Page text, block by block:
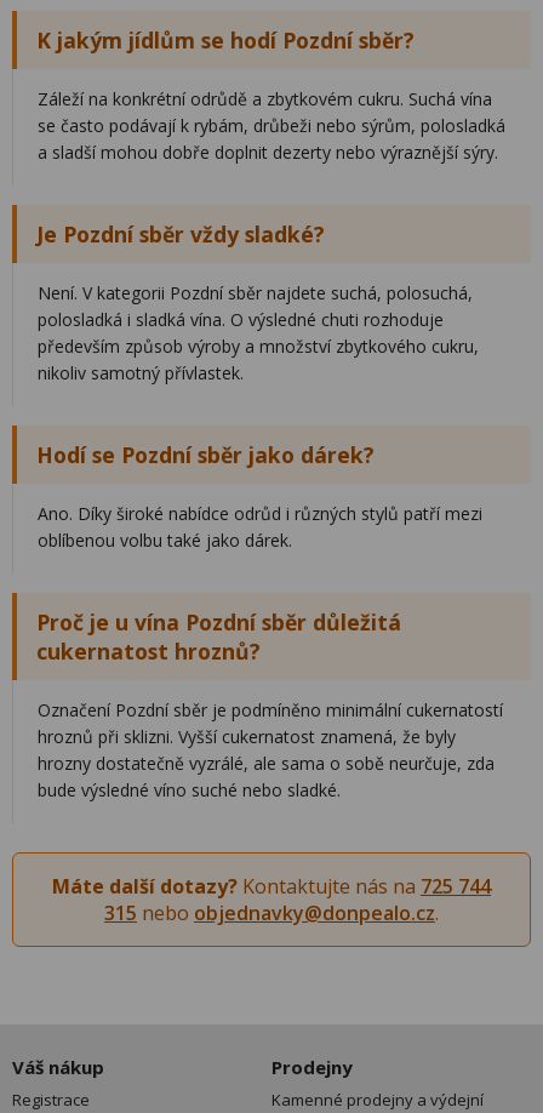
K jakým jídlům se hodí Pozdní sběr?
Záleží na konkrétní odrůdě a zbytkovém cukru. Suchá vína
se často podávají k rybám, drůbeži nebo sýrům, polosladká
a sladší mohou dobře doplnit dezerty nebo výraznější sýry.
Je Pozdní sběr vždy sladké?
Není. V kategorii Pozdní sběr najdete suchá, polosuchá,
polosladká i sladká vína. O výsledné chuti rozhoduje
především způsob výroby a množství zbytkového cukru,
nikoliv samotný přívlastek.
Hodí se Pozdní sběr jako dárek?
Ano. Díky široké nabídce odrůd i různých stylů patří mezi
oblíbenou volbu také jako dárek.
Proč je u vína Pozdní sběr důležitá
cukernatost hroznů?
Označení Pozdní sběr je podmíněno minimální cukernatostí
hroznů při sklizni. Vyšší cukernatost znamená, že byly
hrozny dostatečně vyzrálé, ale sama o sobě neurčuje, zda
bude výsledné víno suché nebo sladké.
Máte další dotazy? Kontaktujte nás na 725 744
315 nebo objednavky@donpealo.cz.
Váš nákup
Registrace
Prodejny
Kamenné prodejny a výdejní